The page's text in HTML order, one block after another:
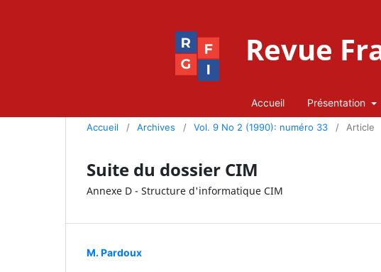
Revue
Accueil Présentation
Accueil / Archives / Vol. 9 No 2 (1990): numéro 33 / Article
Suite du dossier CIM
Annexe D - Structure d'informatique CIM
M. Pardoux